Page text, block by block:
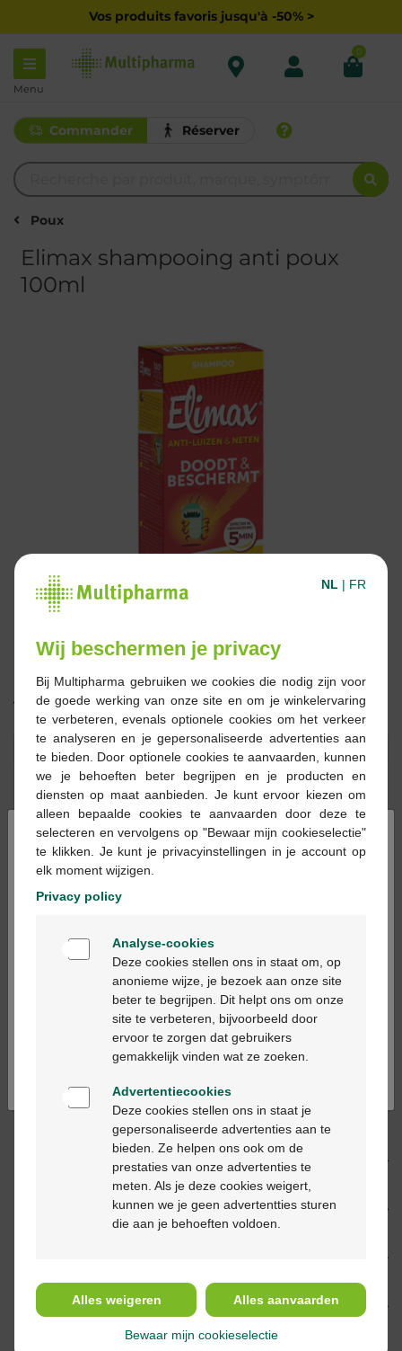
Vos produits favoris jusqu'à -50% >
Menu
0
Commander Réserver
Poux
Elimax shampooing anti poux
100ml
19,95 €
Commander Réserver
En stock en ligne
- + Ajouter au panier
Quantité max. = 12
le jour ouvrable suivant
gratuitedans votre pharmacie Multipharma
Livraison à domicilegratuite à partir de 55 €
sécurisé
Service clientèlepar chat ouformulaire de contact
Description du produit
Usage
×
Bienvenue
Ga verder in het nederlands
Continuez en français
NL | FR
Wij beschermen je privacy
Bij Multipharma gebruiken we cookies die nodig zijn voor
de goede werking van onze site en om je winkelervaring
te verbeteren, evenals optionele cookies om het verkeer
te analyseren en je gepersonaliseerde advertenties aan
te bieden. Door optionele cookies te aanvaarden, kunnen
we je behoeften beter begrijpen en je producten en
diensten op maat aanbieden. Je kunt ervoor kiezen om
alleen bepaalde cookies te aanvaarden door deze te
selecteren en vervolgens op "Bewaar mijn cookieselectie"
te klikken. Je kunt je privacyinstellingen in je account op
elk moment wijzigen.
Privacy policy
Analyse-cookies
Deze cookies stellen ons in staat om, op
anonieme wijze, je bezoek aan onze site
beter te begrijpen. Dit helpt ons om onze
site te verbeteren, bijvoorbeeld door
ervoor te zorgen dat gebruikers
gemakkelijk vinden wat ze zoeken.
Advertentiecookies
Deze cookies stellen ons in staat je
gepersonaliseerde advertenties aan te
bieden. Ze helpen ons ook om de
prestaties van onze advertenties te
meten. Als je deze cookies weigert,
kunnen we je geen advertentties sturen
die aan je behoeften voldoen.
Alles weigeren Alles aanvaarden
Bewaar mijn cookieselectie